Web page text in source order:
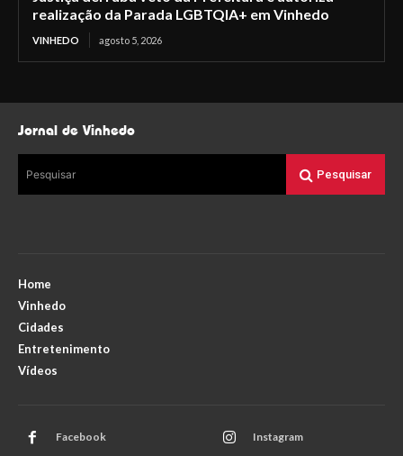
realização da Parada LGBTQIA+ em Vinhedo
VINHEDO agosto 5, 2026
Jornal de Vinhedo
Pesquisar Pesquisar
Home
Vinhedo
Cidades
Entretenimento
Vídeos
Facebook Instagram